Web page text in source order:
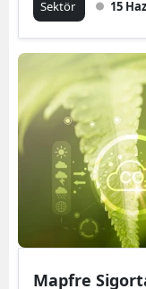
Sektör 15
Mapfre